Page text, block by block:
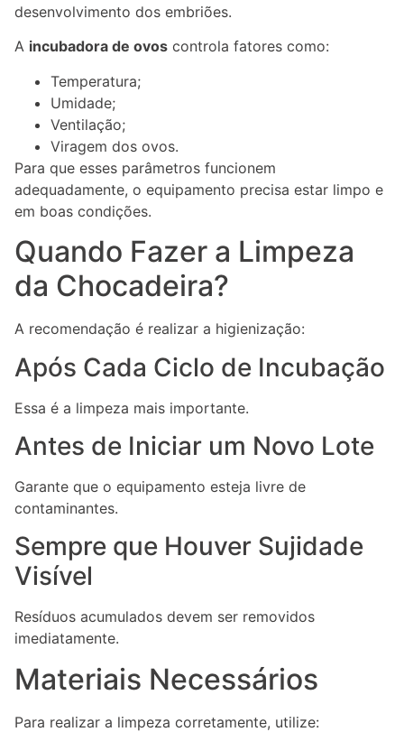
desenvolvimento dos embriões.
A incubadora de ovos controla fatores como:
Temperatura;
Umidade;
Ventilação;
Viragem dos ovos.
Para que esses parâmetros funcionem
adequadamente, o equipamento precisa estar limpo e
em boas condições.
Quando Fazer a Limpeza
da Chocadeira?
A recomendação é realizar a higienização:
Após Cada Ciclo de Incubação
Essa é a limpeza mais importante.
Antes de Iniciar um Novo Lote
Garante que o equipamento esteja livre de
contaminantes.
Sempre que Houver Sujidade
Visível
Resíduos acumulados devem ser removidos
imediatamente.
Materiais Necessários
Para realizar a limpeza corretamente, utilize: